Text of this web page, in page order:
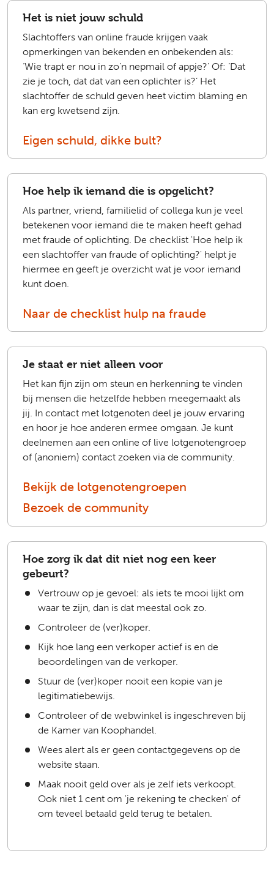
Het is niet jouw schuld
Slachtoffers van online fraude krijgen vaak
opmerkingen van bekenden en onbekenden als:
‘Wie trapt er nou in zo’n nepmail of appje?’ Of: ‘Dat
zie je toch, dat dat van een oplichter is?’ Het
slachtoffer de schuld geven heet victim blaming en
kan erg kwetsend zijn.
Eigen schuld, dikke bult?
Hoe help ik iemand die is opgelicht?
Als partner, vriend, familielid of collega kun je veel
betekenen voor iemand die te maken heeft gehad
met fraude of oplichting. De checklist 'Hoe help ik
een slachtoffer van fraude of oplichting?' helpt je
hiermee en geeft je overzicht wat je voor iemand
kunt doen.
Naar de checklist hulp na fraude
Je staat er niet alleen voor
Het kan fijn zijn om steun en herkenning te vinden
bij mensen die hetzelfde hebben meegemaakt als
jij. In contact met lotgenoten deel je jouw ervaring
en hoor je hoe anderen ermee omgaan. Je kunt
deelnemen aan een online of live lotgenotengroep
of (anoniem) contact zoeken via de community.
Bekijk de lotgenotengroepen
Bezoek de community
Hoe zorg ik dat dit niet nog een keer
gebeurt?
Vertrouw op je gevoel: als iets te mooi lijkt om
waar te zijn, dan is dat meestal ook zo.
Controleer de (ver)koper.
Kijk hoe lang een verkoper actief is en de
beoordelingen van de verkoper.
Stuur de (ver)koper nooit een kopie van je
legitimatiebewijs.
Controleer of de webwinkel is ingeschreven bij
de Kamer van Koophandel.
Wees alert als er geen contactgegevens op de
website staan.
Maak nooit geld over als je zelf iets verkoopt.
Ook niet 1 cent om 'je rekening te checken' of
om teveel betaald geld terug te betalen.